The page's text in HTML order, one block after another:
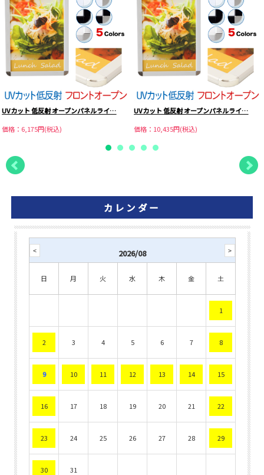
UVカット 低反射 オープンパネルライ…
価格：6,175円(税込)
UVカット 低反射 オープンパネルライ…
価格：10,435円(税込)
カレンダー